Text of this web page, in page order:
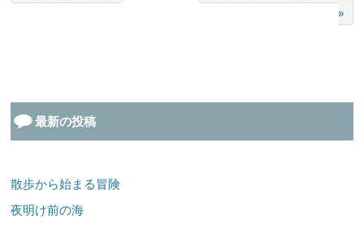
»
最新の投稿
散歩から始まる冒険
夜明け前の海